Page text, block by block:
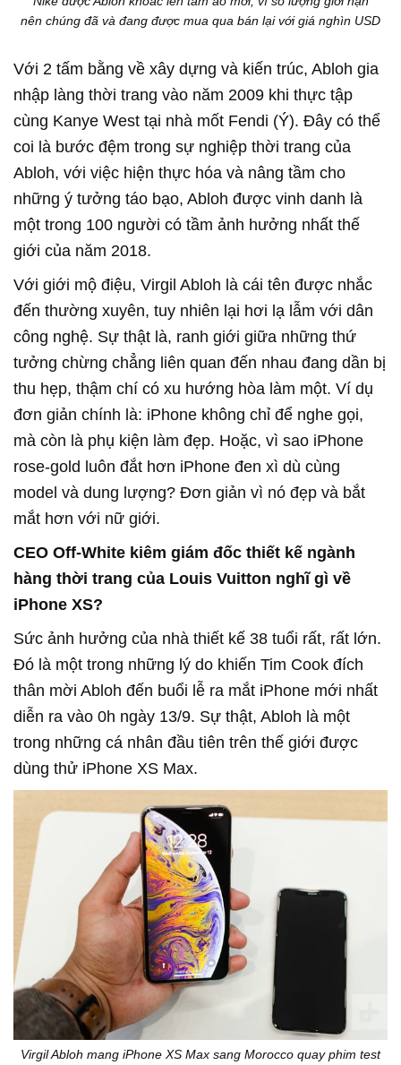
nên chúng đã và đang được mua qua bán lại với giá nghìn USD
Với 2 tấm bằng về xây dựng và kiến trúc, Abloh gia
nhập làng thời trang vào năm 2009 khi thực tập
cùng Kanye West tại nhà mốt Fendi (Ý). Đây có thể
coi là bước đệm trong sự nghiệp thời trang của
Abloh, với việc hiện thực hóa và nâng tầm cho
những ý tưởng táo bạo, Abloh được vinh danh là
một trong 100 người có tầm ảnh hưởng nhất thế
giới của năm 2018.
Với giới mộ điệu, Virgil Abloh là cái tên được nhắc
đến thường xuyên, tuy nhiên lại hơi lạ lẫm với dân
công nghệ. Sự thật là, ranh giới giữa những thứ
tưởng chừng chẳng liên quan đến nhau đang dần bị
thu hẹp, thậm chí có xu hướng hòa làm một. Ví dụ
đơn giản chính là: iPhone không chỉ để nghe gọi,
mà còn là phụ kiện làm đẹp. Hoặc, vì sao iPhone
rose-gold luôn đắt hơn iPhone đen xì dù cùng
model và dung lượng? Đơn giản vì nó đẹp và bắt
mắt hơn với nữ giới.
CEO Off-White kiêm giám đốc thiết kế ngành
hàng thời trang của Louis Vuitton nghĩ gì về
iPhone XS?
Sức ảnh hưởng của nhà thiết kế 38 tuổi rất, rất lớn.
Đó là một trong những lý do khiến Tim Cook đích
thân mời Abloh đến buổi lễ ra mắt iPhone mới nhất
diễn ra vào 0h ngày 13/9. Sự thật, Abloh là một
trong những cá nhân đầu tiên trên thế giới được
dùng thử iPhone XS Max.
Virgil Abloh mang iPhone XS Max sang Morocco quay phim test